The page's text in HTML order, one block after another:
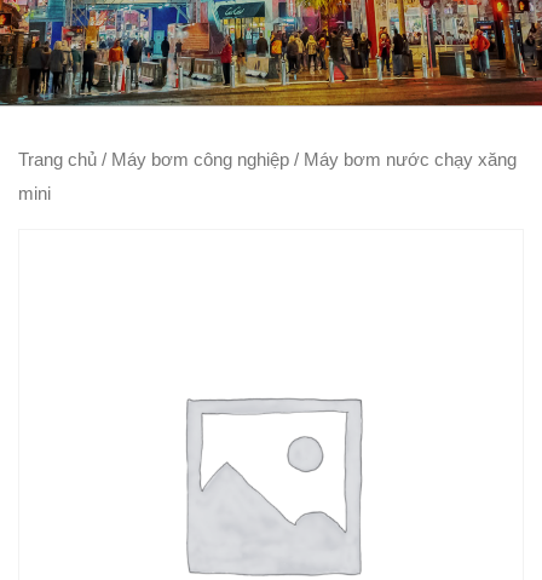
Trang chủ / Máy bơm công nghiệp / Máy bơm nước chạy xăng
mini